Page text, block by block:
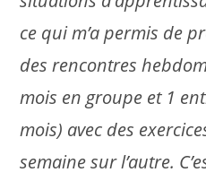
ce qui m’a permis de
des rencontres
mois en groupe et 1
mois) avec des
semaine sur l’autre.